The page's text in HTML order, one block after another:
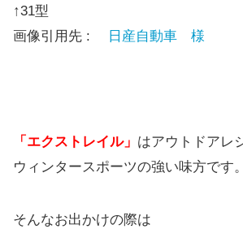
↑31型
画像引用先 :
日産自動車 様
「エクストレイル」 はアウトドアレ
ウィンタースポーツの強い味方です。
そんなお出かけの際は